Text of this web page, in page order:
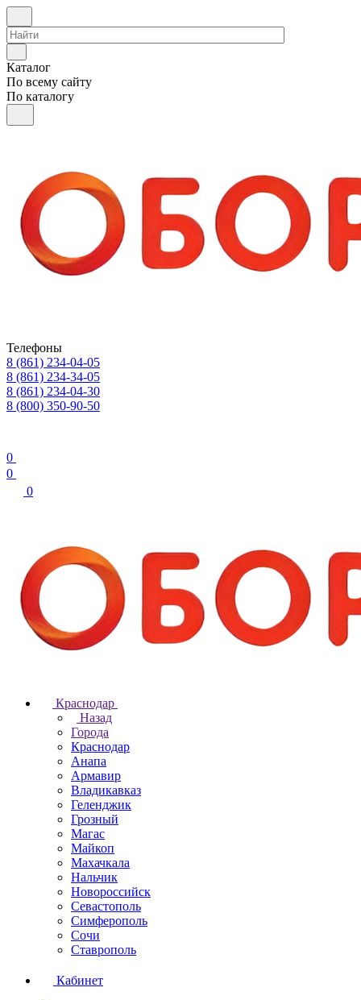
Каталог
По всему сайту
По каталогу
Телефоны
8 (861) 234-04-05
8 (861) 234-34-05
8 (861) 234-04-30
8 (800) 350-90-50
0
0
0
Краснодар
Назад
Города
Краснодар
Анапа
Армавир
Владикавказ
Геленджик
Грозный
Магас
Майкоп
Махачкала
Нальчик
Новороссийск
Севастополь
Симферополь
Сочи
Ставрополь
Кабинет